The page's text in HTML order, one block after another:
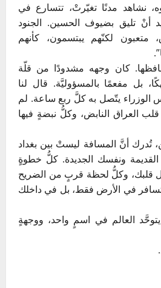
نشاهد مدنًا تغيّرتْ، تتسارع في
أنْ تليق بضيوف الحسين. الجنود
لكنّهم يبتسمون، كأنهم
كان وجهه مشدودًا من قلّة
بل مفعمًا بالمسؤوليَّة. قال لنا
الوزراء يتّصل به كلَّ ربع ساعة. لم
العراق النابض، وكلُّ نبضةٍ فيها
تُدرك أنَّ المسافة ليستْ بين بغداد
ونفسك الجديدة. كلُّ خطوةٍ
قلبك، وكلُّ لحظة قربٍ من الضريح
تسافر في الأرض فقط، بل في داخلك
العالم في اسمٍ واحد، ووجهةٍ